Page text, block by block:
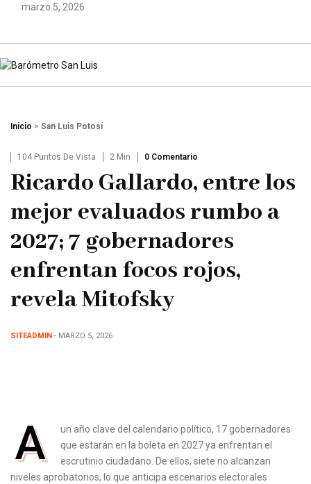
marzo 5, 2026
Inicio > San Luis Potosí
104 Puntos De Vista 2 Min 0 Comentario
Ricardo Gallardo, entre los
mejor evaluados rumbo a
2027; 7 gobernadores
enfrentan focos rojos,
revela Mitofsky
SITEADMIN - MARZO 5, 2026
A
un año clave del calendario político, 17 gobernadores
que estarán en la boleta en 2027 ya enfrentan el
escrutinio ciudadano. De ellos, siete no alcanzan
niveles aprobatorios, lo que anticipa escenarios electorales